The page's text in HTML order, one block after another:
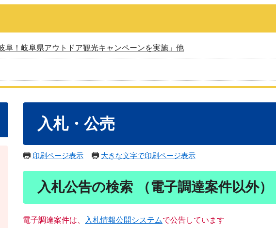
阜！岐阜県アウトドア観光キャンペーンを実施」他
入札・公売
印刷ページ表示 大きな文字で印刷ページ表示
入札公告の検索 （電子調達案件以外）
電子調達案件は、 入札情報公開システムで公告しています